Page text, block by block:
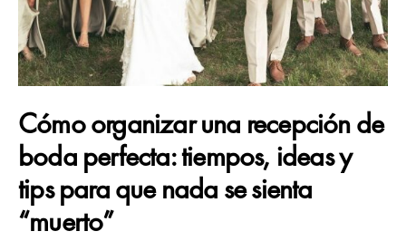
Cómo organizar una recepción de
boda perfecta: tiempos, ideas y
tips para que nada se sienta
“muerto”